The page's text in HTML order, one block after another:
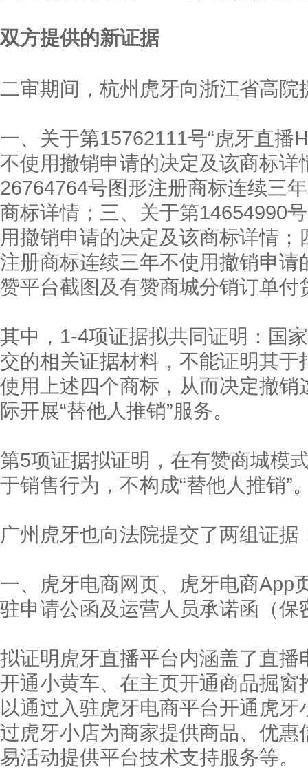
双方提供的新证据
二审期间，杭州虎牙向浙江省高院
一、关于第15762111号“虎牙直播
不使用撤销申请的决定及该商标
26764764号图形注册商标连续三
商标详情；三、关于第14654990
用撤销申请的决定及该商标详情
注册商标连续三年不使用撤销申
赞平台截图及有赞商城分销订单付
其中，1-4项证据拟共同证明：国
交的相关证据材料，不能证明其
使用上述四个商标，从而决定撤
际开展“替他人推销”服务。
第5项证据拟证明，在有赞商城模
于销售行为，不构成“替他人推销”
广州虎牙也向法院提交了两组证据
一、虎牙电商网页、虎牙电商App
驻申请公函及运营人员承诺函（保
拟证明虎牙直播平台内涵盖了直
开通小黄车、在主页开通商品掘
以通过入驻虎牙电商平台开通虎
过虎牙小店为商家提供商品、优
易活动提供平台技术支持服务等。